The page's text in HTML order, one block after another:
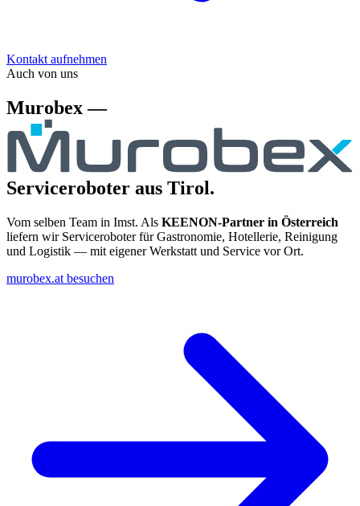
Kontakt aufnehmen
Auch von uns
Murobex —
Serviceroboter aus Tirol.
Vom selben Team in Imst. Als KEENON-Partner in Österreich
liefern wir Serviceroboter für Gastronomie, Hotellerie, Reinigung
und Logistik — mit eigener Werkstatt und Service vor Ort.
murobex.at besuchen